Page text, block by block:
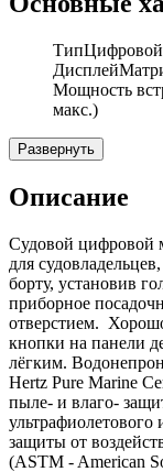
ТипЦифровой
Дисплей
Мощность
макс.)
Развернуть
Описание
Судовой цифровой
для
борту, установив
приборное
отверстием.
кнопки на панели
лёгким.
Hertz Pure Marine
пыле- и влаго-
защиты от
(ASTM - American